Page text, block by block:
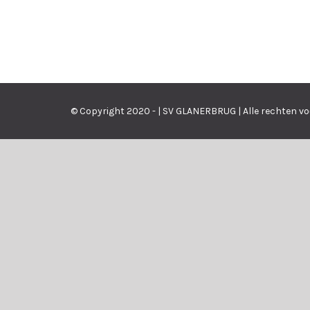
© Copyright 2020 - | SV GLANERBRUG | Alle rechten